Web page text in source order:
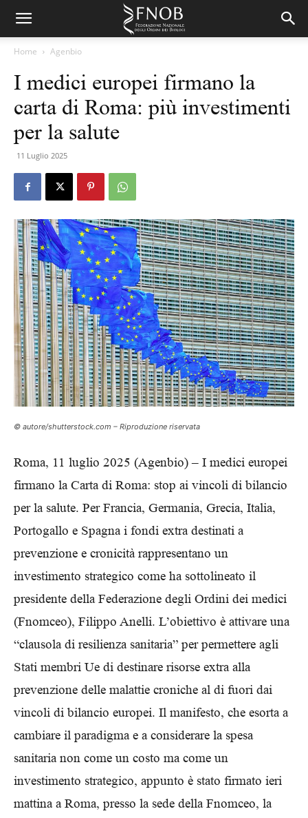
Home Agenbio
I medici europei firmano la
carta di Roma: più investimenti
per la salute
11 Luglio 2025
© autore/shutterstock.com – Riproduzione riservata
Roma, 11 luglio 2025 (Agenbio) – I medici europei
firmano la Carta di Roma: stop ai vincoli di bilancio
per la salute. Per Francia, Germania, Grecia, Italia,
Portogallo e Spagna i fondi extra destinati a
prevenzione e cronicità rappresentano un
investimento strategico come ha sottolineato il
presidente della Federazione degli Ordini dei medici
(Fnomceo), Filippo Anelli. L’obiettivo è attivare una
“clausola di resilienza sanitaria” per permettere agli
Stati membri Ue di destinare risorse extra alla
prevenzione delle malattie croniche al di fuori dai
vincoli di bilancio europei. Il manifesto, che esorta a
cambiare il paradigma e a considerare la spesa
sanitaria non come un costo ma come un
investimento strategico, appunto è stato firmato ieri
mattina a Roma, presso la sede della Fnomceo, la